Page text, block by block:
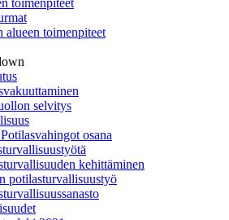
toimenpiteet
alueen toimenpiteet
selvitys
osana
kehittäminen
potilasturvallisuustyö